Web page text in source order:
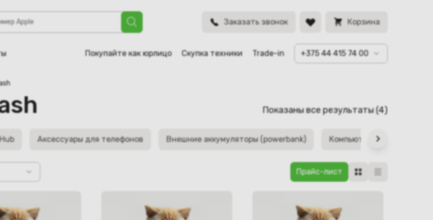
Заказать звонок Корзина
Покупайте как юрлицо Скупка техники Trade-in +375 44 415 74 00
Показаны все результаты (4)
Аксессуары для телефонов Внешние аккумуляторы (powerbank) Компьютерные аксессуары